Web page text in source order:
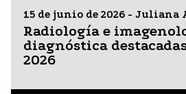
15 de junio de 2026 - Juliana
Radiología e
diagnóstica destacadas
2026